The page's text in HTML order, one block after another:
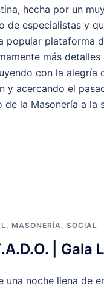
hecha por un
de especialistas y
popular plataforma
más
con la alegría
y acercando el
de la Masonería a la
MASONERÍA SOCIAL
| Gala
una noche llena de